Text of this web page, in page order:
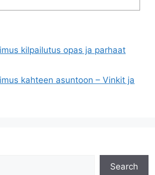
kilpailutus opas ja parhaat
kahteen asuntoon – Vinkit ja
Search